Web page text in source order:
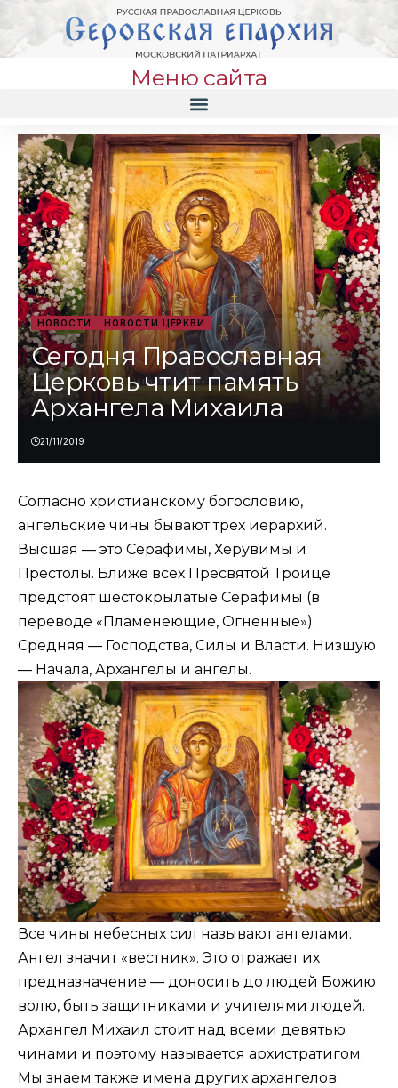
Меню сайта
НОВОСТИ НОВОСТИ ЦЕРКВИ
Сегодня Православная
Церковь чтит память
Архангела Михаила
21/11/2019
Согласно христианскому богословию,
ангельские чины бывают трех иерархий.
Высшая — это Серафимы, Херувимы и
Престолы. Ближе всех Пресвятой Троице
предстоят шестокрылатые Серафимы (в
переводе «Пламенеющие, Огненные»).
Средняя — Господства, Силы и Власти. Низшую
— Начала, Архангелы и ангелы.
Все чины небесных сил называют ангелами.
Ангел значит «вестник». Это отражает их
предназначение — доносить до людей Божию
волю, быть защитниками и учителями людей.
Архангел Михаил стоит над всеми девятью
чинами и поэтому называется архистратигом.
Мы знаем также имена других архангелов: